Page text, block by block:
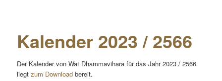
Kalender 2023 / 2566
Der Kalender von Wat Dhammavihara für das Jahr 2023 / 2566
liegtzum Download bereit.